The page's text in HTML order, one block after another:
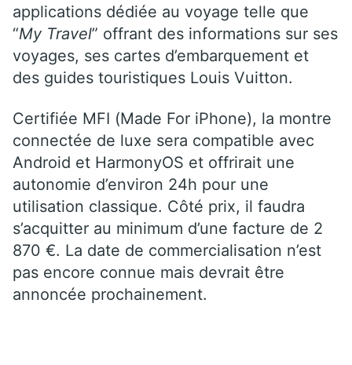
applications dédiée au voyage telle que
“My Travel” offrant des informations sur ses
voyages, ses cartes d’embarquement et
des guides touristiques Louis Vuitton.
Certifiée MFI (Made For iPhone), la montre
connectée de luxe sera compatible avec
Android et HarmonyOS et offrirait une
autonomie d’environ 24h pour une
utilisation classique. Côté prix, il faudra
s’acquitter au minimum d’une facture de 2
870 €. La date de commercialisation n’est
pas encore connue mais devrait être
annoncée prochainement.